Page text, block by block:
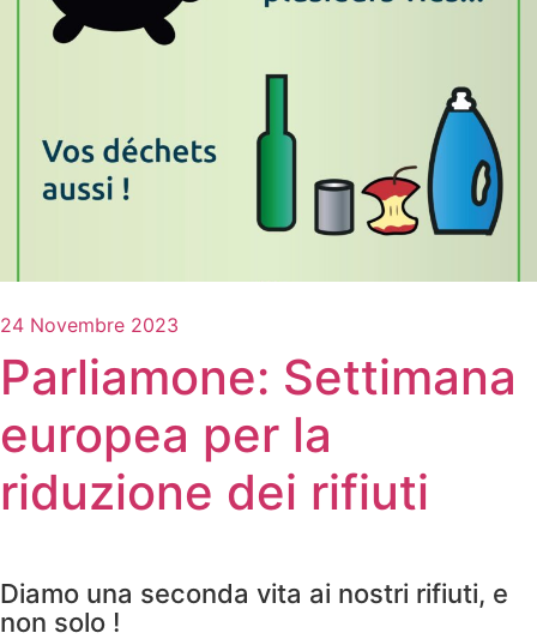
24 Novembre 2023
Parliamone: Settimana
europea per la
riduzione dei rifiuti
Diamo una seconda vita ai nostri rifiuti, e
non solo !